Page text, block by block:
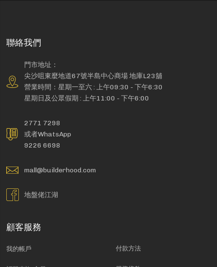
聯絡我們
門市地址：
尖沙咀東麼地道67號半島中心商場 地庫L23舖
營業時間：星期一至六 : 上午09:30 - 下午6:30
星期日及公眾假期 : 上午11:00 - 下午6:00
2771 7298
或者WhatsApp
9226 6698
mall@builderhood.com
地盤佬江湖
顧客服務
我的帳戶 付款方法